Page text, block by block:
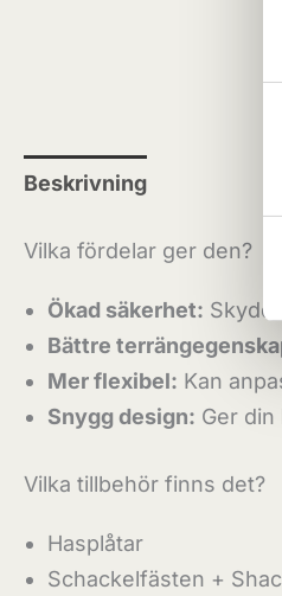
Beskrivning
Vilka fördelar ger den?
Ökad säkerhet:
Bättre
Mer flexibel: Kan
Snygg design: Ger
Vilka tillbehör finns det?
Hasplåtar
Schackelfästen +